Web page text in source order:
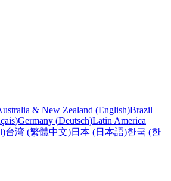
& New Zealand (English)Brazil
)Germany (Deutsch)Latin America
)台湾 (繁體中文)日本 (日本語)한국 (한